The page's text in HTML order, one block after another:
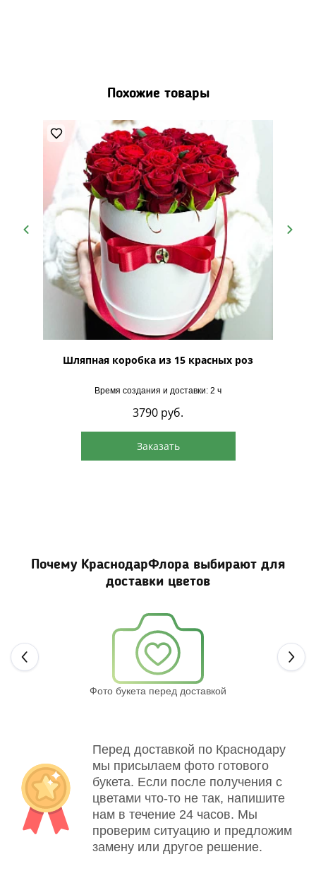
Похожие товары
Шляпная коробка из 15 красных роз
Время создания и доставки: 2 ч
3790 руб.
Заказать
Почему КраснодарФлора выбирают для
доставки цветов
Фото букета перед доставкой
Перед доставкой по Краснодару
мы присылаем фото готового
букета. Если после получения с
цветами что-то не так, напишите
нам в течение 24 часов. Мы
проверим ситуацию и предложим
замену или другое решение.